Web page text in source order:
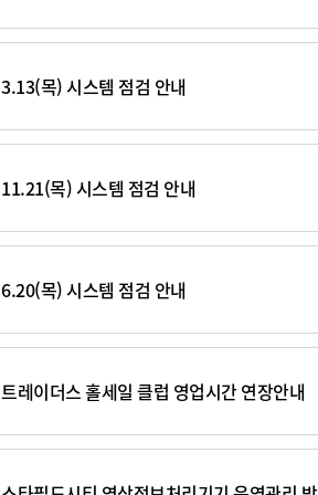
3.13(목) 시스템 점검 안내
11.21(목) 시스템 점검 안내
6.20(목) 시스템 점검 안내
트레이더스 홀세일 클럽 영업시간 연장안내